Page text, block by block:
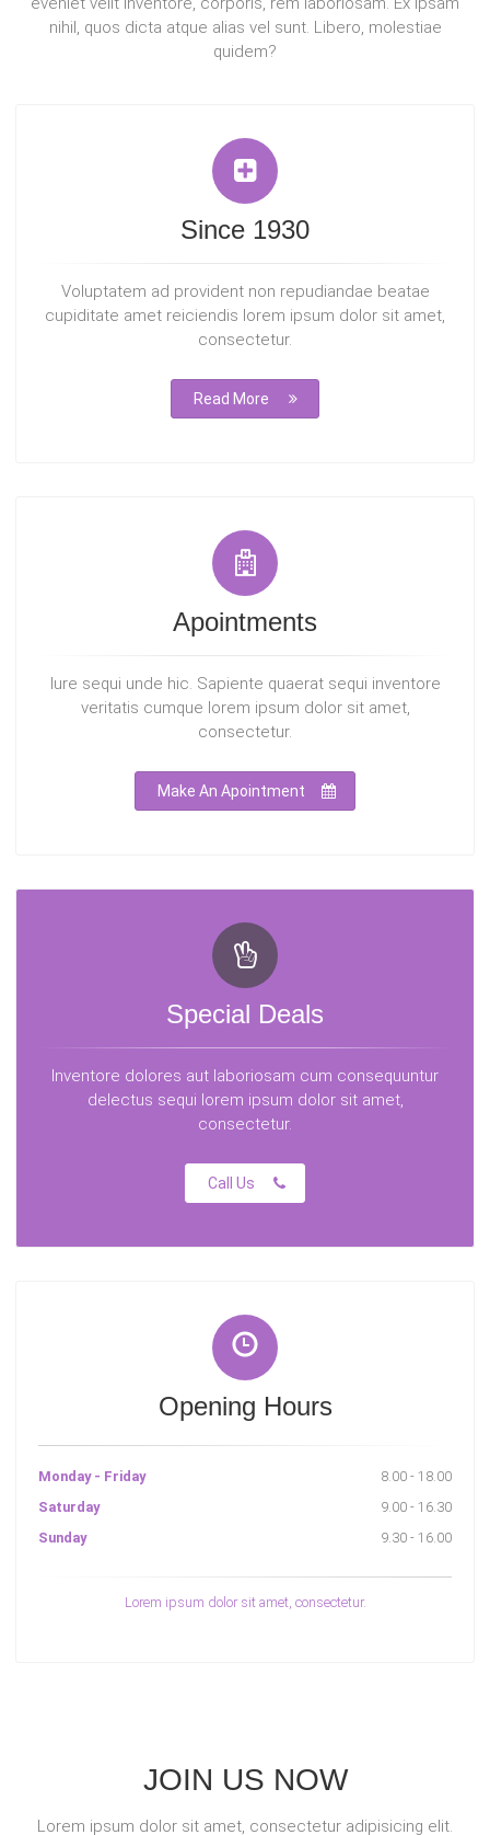
nihil, quos dicta atque alias vel sunt. Libero, molestiae
quidem?
Since 1930
Voluptatem ad provident non repudiandae beatae
cupiditate amet reiciendis lorem ipsum dolor sit amet,
consectetur.
Read More
Apointments
Iure sequi unde hic. Sapiente quaerat sequi inventore
veritatis cumque lorem ipsum dolor sit amet,
consectetur.
Make An Apointment
Special Deals
Inventore dolores aut laboriosam cum consequuntur
delectus sequi lorem ipsum dolor sit amet,
consectetur.
Call Us
Opening Hours
Monday - Friday
8.00 - 18.00
Saturday
9.00 - 16.30
Sunday
9.30 - 16.00
Lorem ipsum dolor sit amet, consectetur.
JOIN US NOW
Lorem ipsum dolor sit amet, consectetur adipisicing elit.